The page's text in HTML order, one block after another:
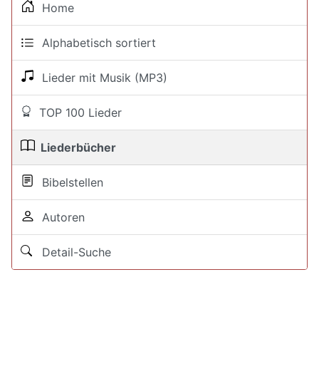
Home
Alphabetisch sortiert
Lieder mit Musik (MP3)
TOP 100 Lieder
Liederbücher
Bibelstellen
Autoren
Detail-Suche